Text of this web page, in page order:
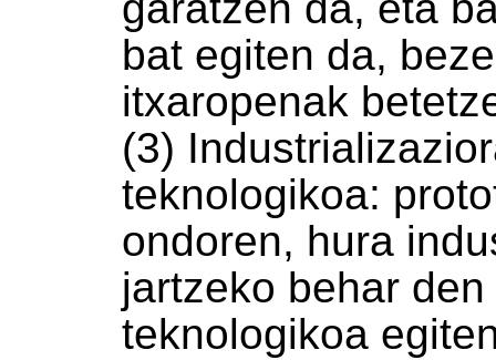
bat egiten da,
itxaropenak
(3)
teknologikoa:
ondoren, hura
jartzeko behar
teknologikoa